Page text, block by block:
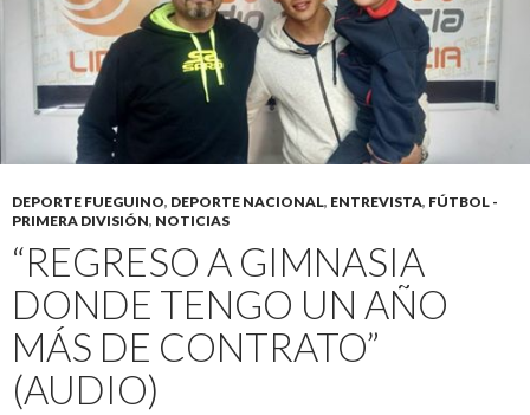
DEPORTE FUEGUINO, DEPORTE NACIONAL, ENTREVISTA, FÚTBOL -
PRIMERA DIVISIÓN, NOTICIAS
“REGRESO A GIMNASIA
DONDE TENGO UN AÑO
MÁS DE CONTRATO”
(AUDIO)